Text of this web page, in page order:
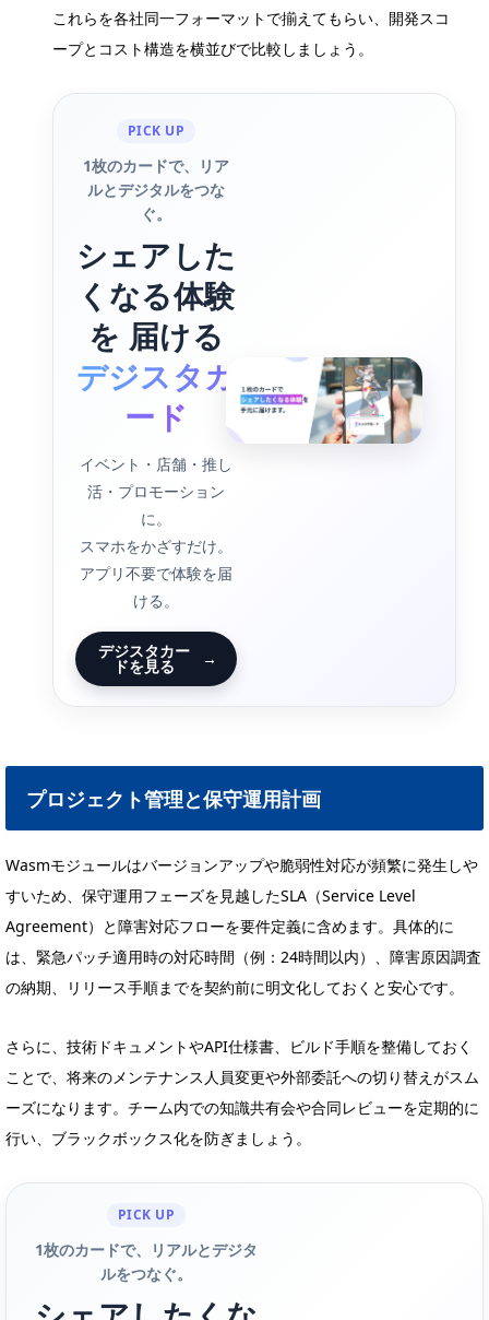
これらを各社同一フォーマットで揃えてもらい、開発スコ
ープとコスト構造を横並びで比較しましょう。
PICK UP
1枚のカードで、リア
ルとデジタルをつな
ぐ。
シェアした
くなる体験
を 届ける
デジスタカ
ード
イベント・店舗・推し
活・プロモーション
に。
スマホをかざすだけ。
アプリ不要で体験を届
ける。
デジスタカー
ドを見る →
プロジェクト管理と保守運用計画
Wasmモジュールはバージョンアップや脆弱性対応が頻繁に発生しや
すいため、保守運用フェーズを見越したSLA（Service Level
Agreement）と障害対応フローを要件定義に含めます。具体的に
は、緊急パッチ適用時の対応時間（例：24時間以内）、障害原因調査
の納期、リリース手順までを契約前に明文化しておくと安心です。
さらに、技術ドキュメントやAPI仕様書、ビルド手順を整備しておく
ことで、将来のメンテナンス人員変更や外部委託への切り替えがスム
ーズになります。チーム内での知識共有会や合同レビューを定期的に
行い、ブラックボックス化を防ぎましょう。
PICK UP
1枚のカードで、リアルとデジタ
ルをつなぐ。